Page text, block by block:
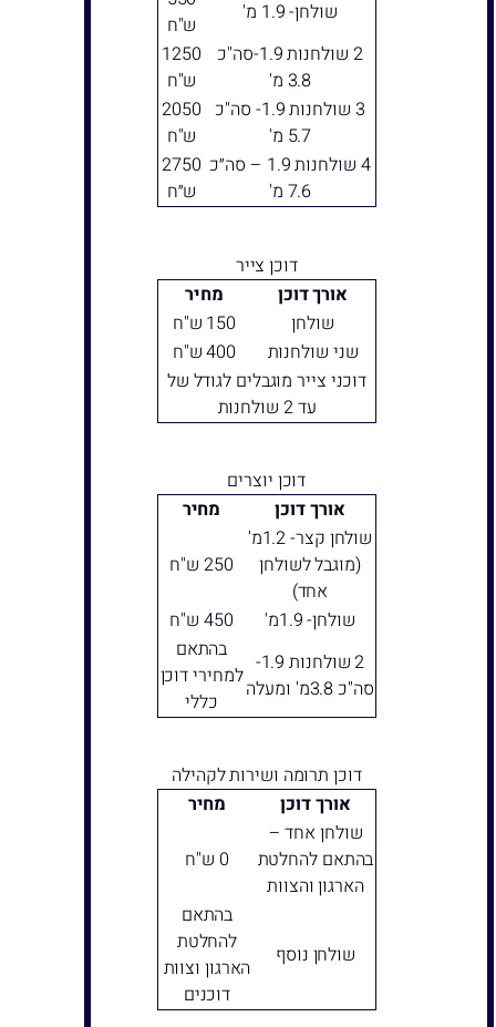
שולחן- 1.9 מ'
ש"ח
2 שולחנות 1.9-סה"כ
3.8 מ'
1250
ש"ח
3 שולחנות 1.9- סה"כ
5.7 מ'
2050
ש"ח
4 שולחנות 1.9 – סה״כ
7.6 מ'
2750
ש״ח
דוכן צייר
אורך דוכן
מחיר
שולחן
150 ש"ח
שני שולחנות
400 ש"ח
דוכני צייר מוגבלים לגודל של
עד 2 שולחנות
דוכן יוצרים
אורך דוכן
מחיר
שולחן קצר- 1.2מ'
(מוגבל לשולחן
אחד)
250 ש"ח
שולחן- 1.9מ'
450 ש"ח
2 שולחנות 1.9-
סה"כ 3.8מ' ומעלה
בהתאם
למחירי דוכן
כללי
דוכן תרומה ושירות לקהילה
אורך דוכן
מחיר
שולחן אחד –
בהתאם להחלטת
הארגון והצוות
0 ש"ח
שולחן נוסף
בהתאם
להחלטת
הארגון וצוות
דוכנים